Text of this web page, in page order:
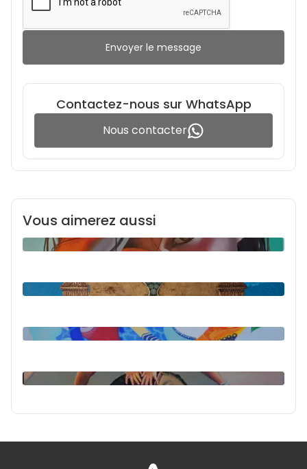
Envoyer le message
Contactez-nous sur WhatsApp
Nous contacter
Vous aimerez aussi